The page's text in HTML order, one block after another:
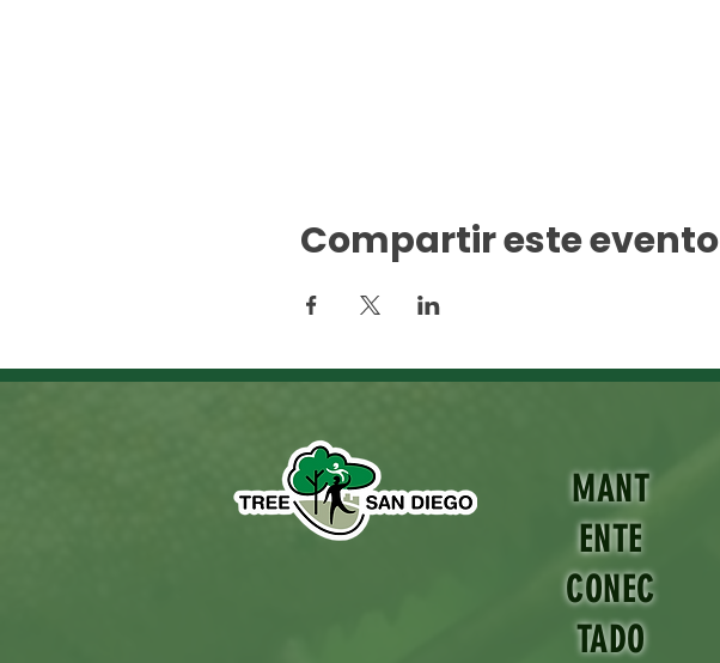
Compartir este evento
MANT
ENTE
CONEC
TADO